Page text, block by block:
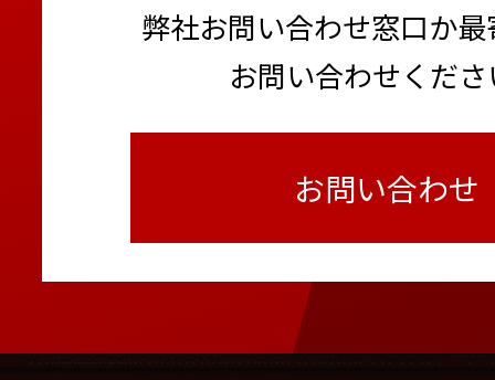
弊社お問い合わせ窓口か
お問い合わせくだ
お問い合わせ